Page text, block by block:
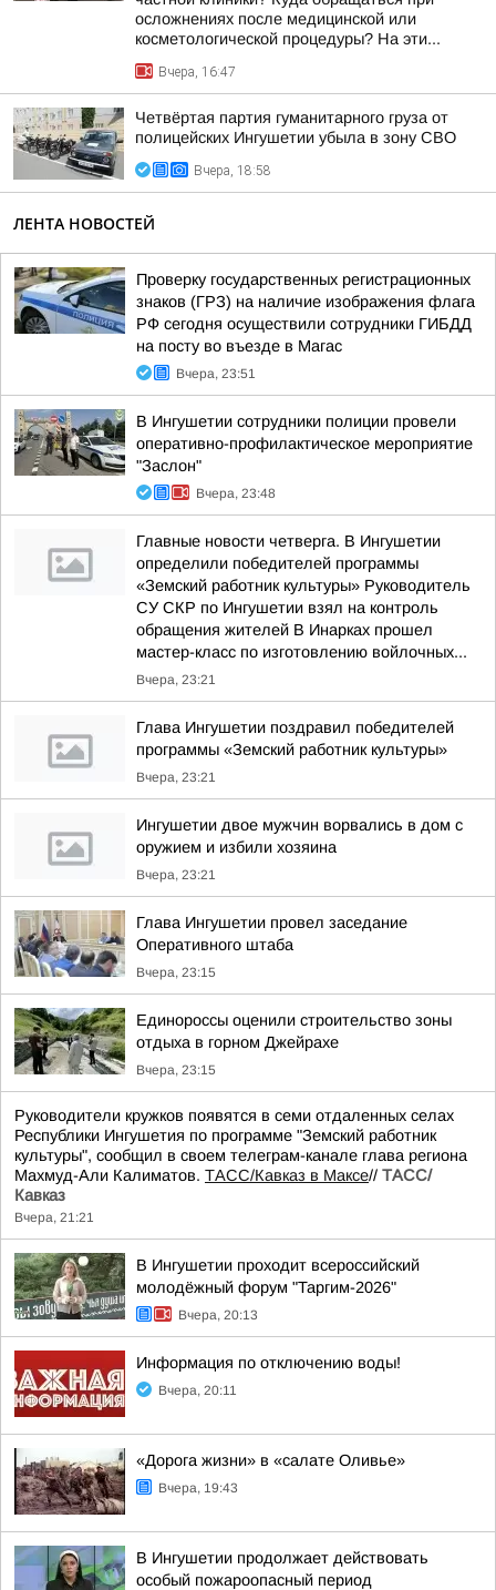
осложнениях после медицинской или
косметологической процедуры? На эти...
Вчера, 16:47
Четвёртая партия гуманитарного груза от
полицейских Ингушетии убыла в зону СВО
Вчера, 18:58
ЛЕНТА НОВОСТЕЙ
Проверку государственных регистрационных
знаков (ГРЗ) на наличие изображения флага
РФ сегодня осуществили сотрудники ГИБДД
на посту во въезде в Магас
Вчера, 23:51
В Ингушетии сотрудники полиции провели
оперативно-профилактическое мероприятие
"Заслон"
Вчера, 23:48
Главные новости четверга. В Ингушетии
определили победителей программы
«Земский работник культуры» Руководитель
СУ СКР по Ингушетии взял на контроль
обращения жителей В Инарках прошел
мастер-класс по изготовлению войлочных...
Вчера, 23:21
Глава Ингушетии поздравил победителей
программы «Земский работник культуры»
Вчера, 23:21
Ингушетии двое мужчин ворвались в дом с
оружием и избили хозяина
Вчера, 23:21
Глава Ингушетии провел заседание
Оперативного штаба
Вчера, 23:15
Единороссы оценили строительство зоны
отдыха в горном Джейрахе
Вчера, 23:15
Руководители кружков появятся в семи отдаленных селах
Республики Ингушетия по программе "Земский работник
культуры", сообщил в своем телеграм-канале глава региона
Махмуд-Али Калиматов. ТАСС/Кавказ в Максе// ТАСС/
Кавказ
Вчера, 21:21
В Ингушетии проходит всероссийский
молодёжный форум "Таргим-2026"
Вчера, 20:13
Информация по отключению воды!
Вчера, 20:11
«Дорога жизни» в «салате Оливье»
Вчера, 19:43
В Ингушетии продолжает действовать
особый пожароопасный период